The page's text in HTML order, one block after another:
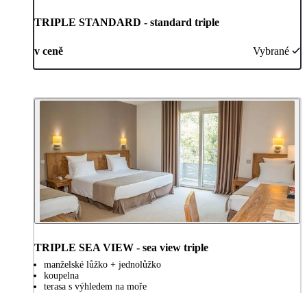
TRIPLE STANDARD - standard triple
v ceně Vybrané
TRIPLE SEA VIEW - sea view triple
manželské lůžko + jednolůžko
koupelna
terasa s výhledem na moře